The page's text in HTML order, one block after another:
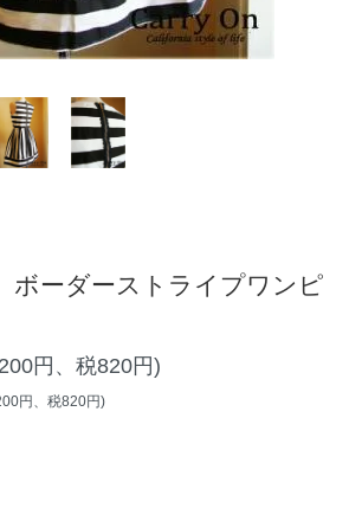
ボーダーストライプワンピ
円、税820円)
円、税820円)